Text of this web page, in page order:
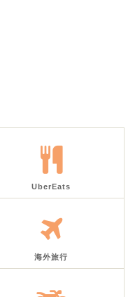
UberEats
海外旅行